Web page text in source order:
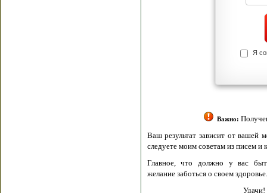
Я
Важно:Получение
Ваш результат зависит от вашей
следуете моим советам из писем и книг.
Главное, что должно у вас быть -
желание заботься о своем здоровье.
Удачи!